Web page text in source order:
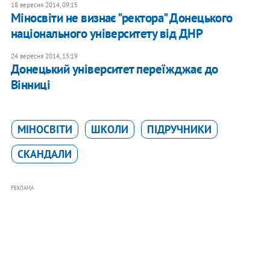
18 вересня 2014, 09:15
Міносвіти не визнає "ректора" Донецького
національного університету від ДНР
24 вересня 2014, 15:19
Донецький університет переїжджає до
Вінниці
МІНОСВІТИ ШКОЛИ
ПІДРУЧНИКИ
СКАНДАЛИ
РЕКЛАМА